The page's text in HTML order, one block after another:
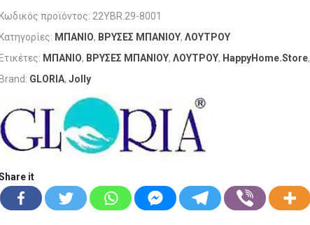
Κωδικός προϊόντος: 22YBR.29-8001
Κατηγορίες: ΜΠΑΝΙΟ, ΒΡΥΣΕΣ ΜΠΑΝΙΟΥ, ΛΟΥΤΡΟΥ
Ετικέτες: ΜΠΑΝΙΟ, ΒΡΥΣΕΣ ΜΠΑΝΙΟΥ, ΛΟΥΤΡΟΥ, HappyHome.Store,
Brand: GLORIA, Jolly
it